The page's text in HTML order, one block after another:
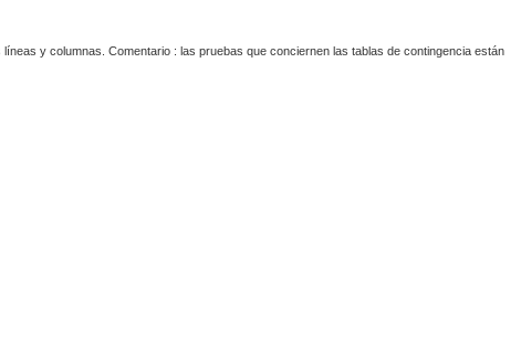
y columnas. Comentario : las pruebas que conciernen las tablas de contingencia están